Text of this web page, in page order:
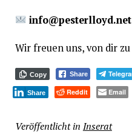
info@pesterlloyd.net
Wir freuen uns, von dir
Copy Share
Share Reddit Email
Veröffentlicht in Inserat